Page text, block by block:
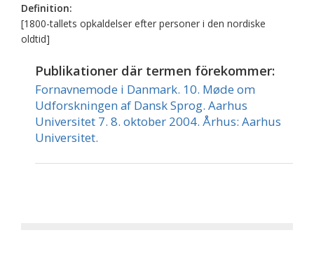
Definition:
[1800-tallets opkaldelser efter personer i den nordiske
oldtid]
Publikationer där termen förekommer:
Fornavnemode i Danmark. 10. Møde om
Udforskningen af Dansk Sprog. Aarhus
Universitet 7. 8. oktober 2004. Århus: Aarhus
Universitet.